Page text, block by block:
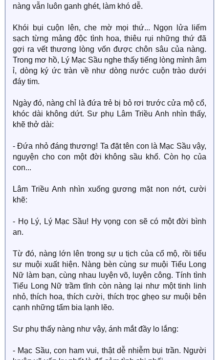
nàng vẫn luôn ganh ghét, làm khó dễ.
Khói bụi cuộn lên, che mờ mọi thứ... Ngọn lửa liếm
sạch từng mảng độc tình hoa, thiêu rụi những thứ đã
gợi ra vết thương lòng vốn được chôn sâu của nàng.
Trong mơ hồ, Lý Mạc Sầu nghe thấy tiếng lòng mình âm
ỉ, dòng ký ức tràn về như dòng nước cuộn trào dưới
đáy tim.
Ngày đó, nàng chỉ là đứa trẻ bị bỏ rơi trước cửa mộ cổ,
khóc dài không dứt. Sư phụ Lâm Triều Anh nhìn thấy,
khẽ thở dài:
- Đứa nhỏ đáng thương! Ta đặt tên con là Mạc Sầu vậy,
nguyện cho con một đời không sầu khổ. Còn họ của
con...
Lâm Triều Anh nhìn xuống gương mặt non nớt, cười
khẽ:
- Họ Lý, Lý Mạc Sầu! Hy vọng con sẽ có một đời bình
an.
Từ đó, nàng lớn lên trong sự u tịch của cổ mộ, rồi tiểu
sư muội xuất hiện. Nàng bèn cùng sư muội Tiểu Long
Nữ làm bạn, cùng nhau luyện võ, luyện công. Tính tình
Tiểu Long Nữ trầm tĩnh còn nàng lại như một tinh linh
nhỏ, thích hoa, thích cười, thích trọc ghẹo sư muội bên
cạnh những tấm bia lạnh lẽo.
Sư phụ thấy nàng như vậy, ánh mắt đầy lo lắng:
- Mạc Sầu, con ham vui, thật dễ nhiễm bụi trần. Người